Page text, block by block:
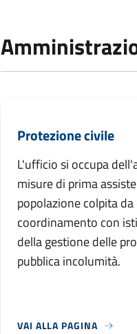
Protezione civile
L'ufficio si occupa
misure di prima
popolazione colpita
coordinamento con
della gestione delle
pubblica incolumità.
VAI ALLA PAGINA